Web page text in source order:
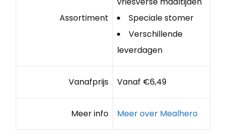
Assortiment
Speciale stomer
Verschillende
leverdagen
Vanafprijs Vanaf €6,49
Meer info Meer over Mealhero